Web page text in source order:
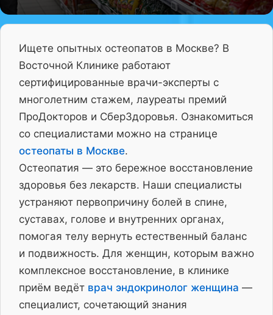
Ищете опытных остеопатов в Москве? В
Восточной Клинике работают
сертифицированные врачи-эксперты с
многолетним стажем, лауреаты премий
ПроДокторов и СберЗдоровья. Ознакомиться
со специалистами можно на странице
остеопаты в Москве.
Остеопатия — это бережное восстановление
здоровья без лекарств. Наши специалисты
устраняют первопричину болей в спине,
суставах, голове и внутренних органах,
помогая телу вернуть естественный баланс
и подвижность. Для женщин, которым важно
комплексное восстановление, в клинике
приём ведёт врач эндокринолог женщина —
специалист, сочетающий знания